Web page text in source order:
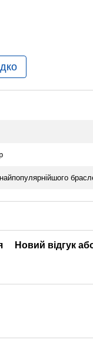
Новий відгук